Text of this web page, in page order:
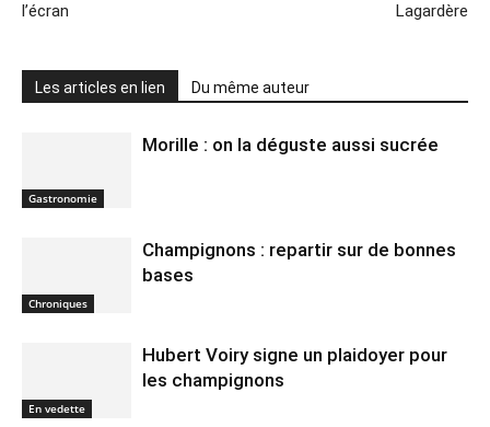
l’écran
Lagardère
Les articles en lien Du même auteur
Gastronomie
Morille : on la déguste aussi sucrée
Chroniques
Champignons : repartir sur de bonnes
bases
En vedette
Hubert Voiry signe un plaidoyer pour
les champignons